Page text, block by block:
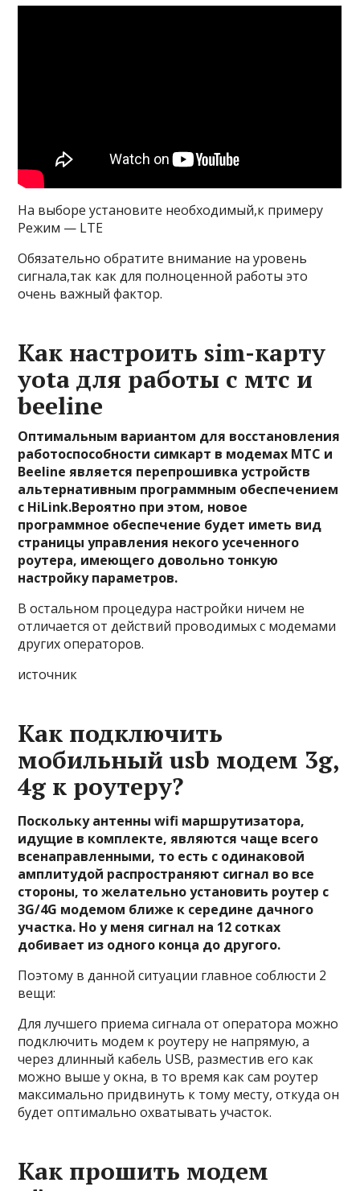
На выборе установите необходимый,к примеру
Режим — LTE
Обязательно обратите внимание на уровень
сигнала,так как для полноценной работы это
очень важный фактор.
Как настроить sim-карту
yota для работы с мтс и
beeline
Оптимальным вариантом для восстановления
работоспособности симкарт в модемах МТС и
Beeline является перепрошивка устройств
альтернативным программным обеспечением
c HiLink.Вероятно при этом, новое
программное обеспечение будет иметь вид
страницы управления некого усеченного
роутера, имеющего довольно тонкую
настройку параметров.
В остальном процедура настройки ничем не
отличается от действий проводимых с модемами
других операторов.
источник
Как подключить
мобильный usb модем 3g,
4g к роутеру?
Поскольку антенны wifi маршрутизатора,
идущие в комплекте, являются чаще всего
всенаправленными, то есть с одинаковой
амплитудой распространяют сигнал во все
стороны, то желательно установить роутер с
3G/4G модемом ближе к середине дачного
участка. Но у меня сигнал на 12 сотках
добивает из одного конца до другого.
Поэтому в данной ситуации главное соблюсти 2
вещи:
Для лучшего приема сигнала от оператора можно
подключить модем к роутеру не напрямую, а
через длинный кабель USB, разместив его как
можно выше у окна, в то время как сам роутер
максимально придвинуть к тому месту, откуда он
будет оптимально охватывать участок.
Как прошить модем